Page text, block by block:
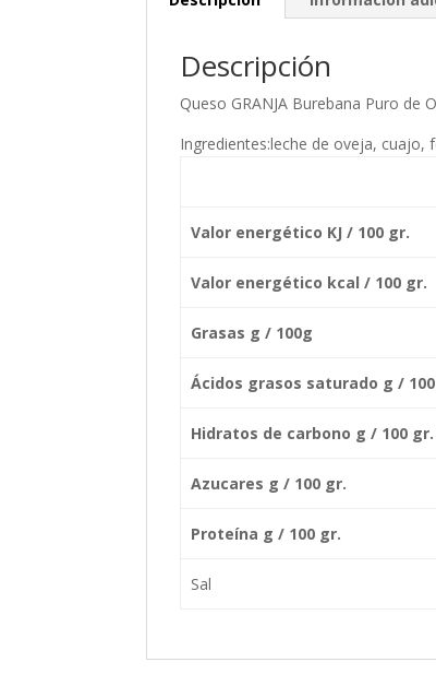
Descripción
Queso GRANJA Burebana Puro de
Ingredientes:leche de oveja, cuajo,
Valor energético KJ / 100 gr.
Valor energético kcal / 100 gr.
Grasas g / 100g
Ácidos grasos saturado g /
Hidratos de carbono g / 100 gr.
Azucares g / 100 gr.
Proteína g / 100 gr.
Sal